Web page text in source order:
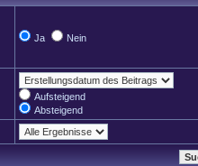
Ja Nein
Aufsteigend
Absteigend